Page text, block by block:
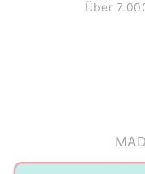
Über
Lokale